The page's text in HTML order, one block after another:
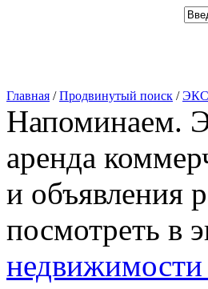
Главная /Продвинутый поиск /
Напоминаем.
аренда
и объявления
посмотреть в